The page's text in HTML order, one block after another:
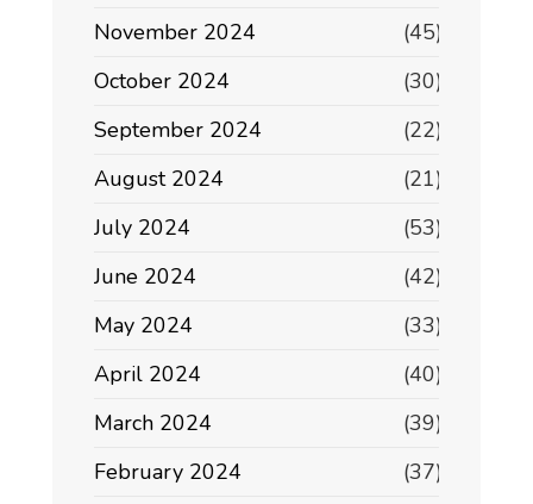
November 2024
(45)
October 2024
(30)
September 2024
(22)
August 2024
(21)
July 2024
(53)
June 2024
(42)
May 2024
(33)
April 2024
(40)
March 2024
(39)
February 2024
(37)